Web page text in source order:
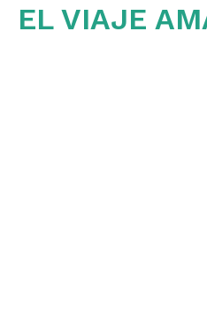
EL VIAJE